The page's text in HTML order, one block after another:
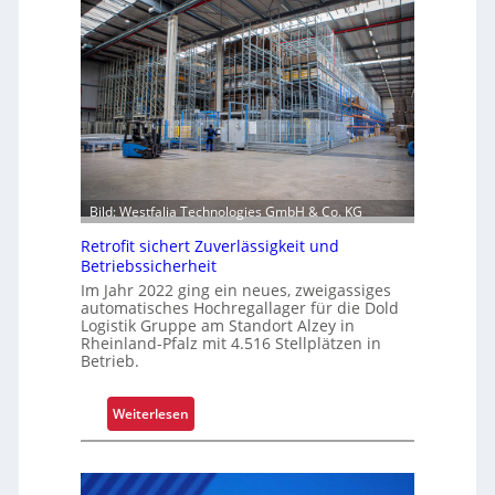
m
i
s
s
i
o
n
e
u
n
g
u
m
a
s
s
n
Bild: Westfalia Technologies GmbH & Co. KG
Retrofit sichert Zuverlässigkeit und
Betriebssicherheit
Im Jahr 2022 ging ein neues, zweigassiges
automatisches Hochregallager für die Dold
Logistik Gruppe am Standort Alzey in
Rheinland-Pfalz mit 4.516 Stellplätzen in
Betrieb.
Weiterlesen:
R
t